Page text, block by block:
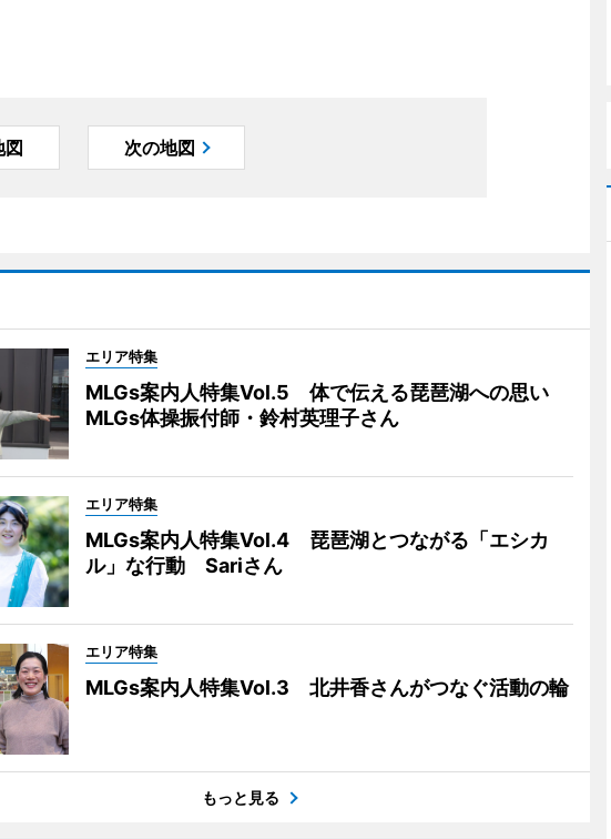
図 次の地図
エリア特集
MLGs案内人特集Vol.5 体で伝える琵琶湖への思い
MLGs体操振付師・鈴村英理子さん
エリア特集
MLGs案内人特集Vol.4 琵琶湖とつながる「エシカ
ル」な行動 Sariさん
エリア特集
MLGs案内人特集Vol.3 北井香さんがつなぐ活動の輪
もっと見る